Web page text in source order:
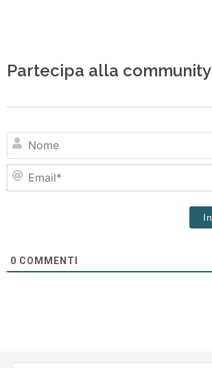
Partecipa alla community
0 COMMENTI